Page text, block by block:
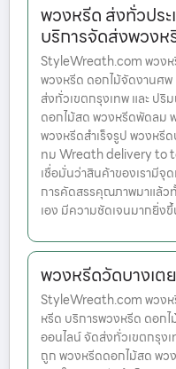
พวงหรีด ส่งทั่วปร
บริการจัดส่งพวงห
StyleWreath.com พวงห
พวงหรีด ดอกไม้จัดงานศพ
ส่งทั่วเขตกรุงเทพ และ ป
ดอกไม้สด พวงหรีดพัดลม
พวงหรีดสำเร็จรูป พวงห
ทม Wreath delivery to
เชื่อมั่นว่าสินค้าของเรามีจุ
การคัดสรรคุณภาพมาแล้
เอง มีความชัดเจนมากยิ่ง
พวงหรีดวัดบางเต
StyleWreath.com พวงห
หรีด บริการพวงหรีด ดอก
ออนไลน์ จัดส่งทั่วเขตกรุง
ถูก พวงหรีดดอกไม้สด พว